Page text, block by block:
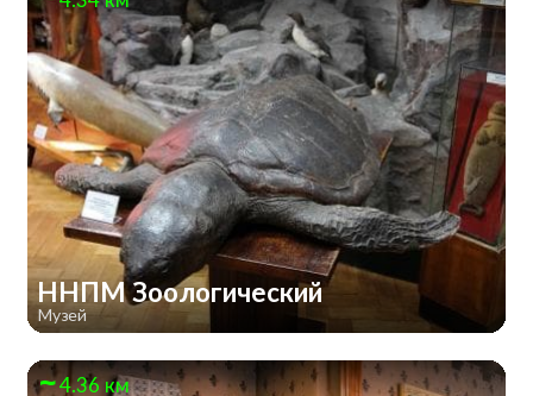
ННПМ Зоологический
Музей
4.36 км